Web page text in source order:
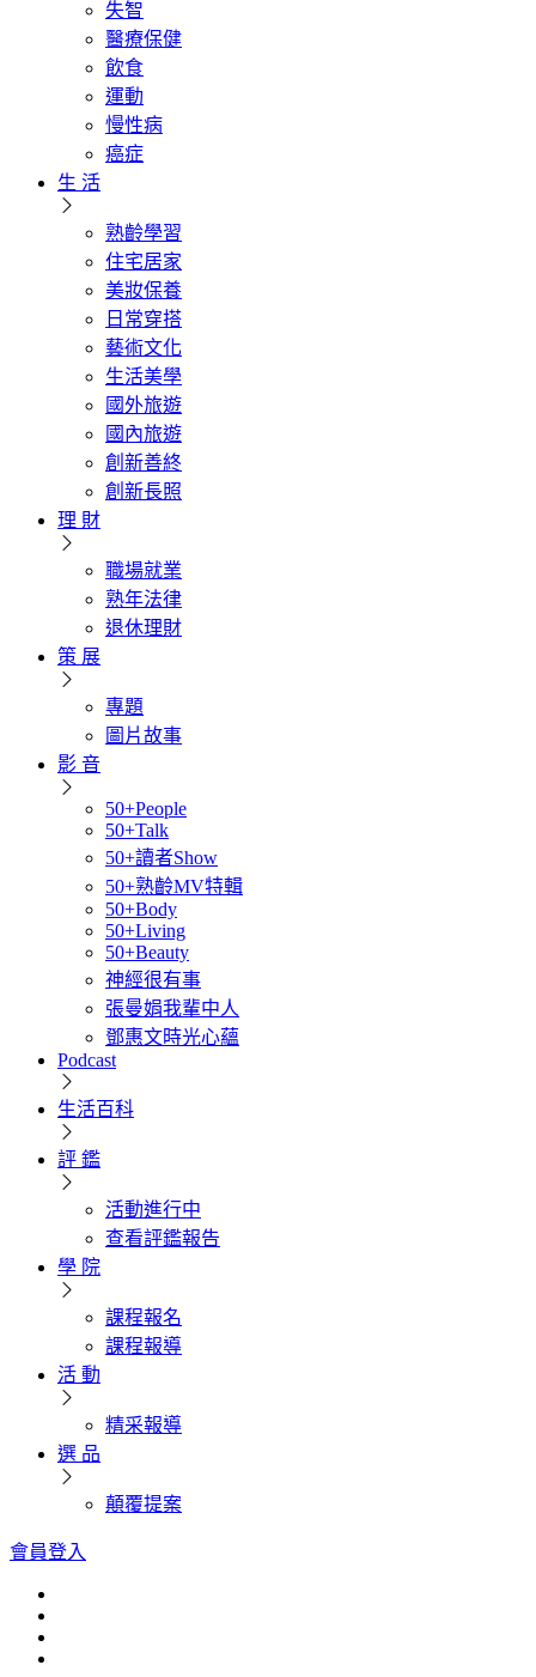
失智
醫療保健
飲食
運動
慢性病
癌症
生 活
熟齡學習
住宅居家
美妝保養
日常穿搭
藝術文化
生活美學
國外旅遊
國內旅遊
創新善終
創新長照
理 財
職場就業
熟年法律
退休理財
策 展
專題
圖片故事
影 音
50+People
50+Talk
50+讀者Show
50+熟齡MV特輯
50+Body
50+Living
50+Beauty
神經很有事
張曼娟我輩中人
鄧惠文時光心蘊
Podcast
生活百科
評 鑑
活動進行中
查看評鑑報告
學 院
課程報名
課程報導
活 動
精采報導
選 品
顛覆提案
會員登入